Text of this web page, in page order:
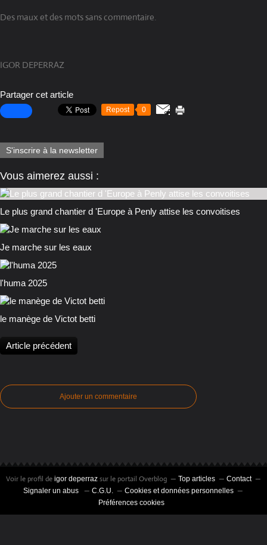
Des maux et des mots sans commentaire.
IGOR DEPERRAZ
Partager cet article
Repost 0
S'inscrire à la newsletter
Vous aimerez aussi :
Le plus grand chantier d 'Europe à Penly attise les convoitises
Je marche sur les eaux
l'huma 2025
le manège de Victot betti
Article précédent
Ajouter un commentaire
Voir le profil de igor deperraz sur le portail Overblog Top articles
Contact
Signaler un abus
C.G.U.
Cookies et données personnelles
Préférences cookies